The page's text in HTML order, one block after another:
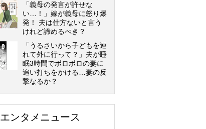
「義母の発言が許せな
い…！」嫁が義母に怒り爆
発！ 夫は仕方ないと言う
けれど諦めるべき？
「うるさいから子どもを連
れて外に行って？」夫が睡
眠3時間でボロボロの妻に
追い打ちをかける…妻の反
撃なるか？
エンタメニュース